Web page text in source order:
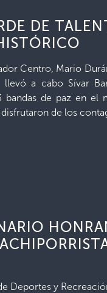
DE
Centro, Mario
llevó a cabo Sívar
bandas de paz en el
de los
Deportes y